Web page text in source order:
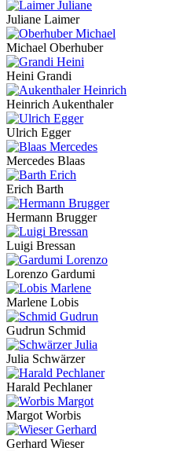
Juliane Laimer
Michael Oberhuber
Heini Grandi
Heinrich Aukenthaler
Ulrich Egger
Mercedes Blaas
Erich Barth
Hermann Brugger
Luigi Bressan
Lorenzo Gardumi
Marlene Lobis
Gudrun Schmid
Julia Schwärzer
Harald Pechlaner
Margot Worbis
Gerhard Wieser